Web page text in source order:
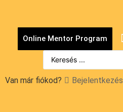
Online Mentor Program
Van már fiókod? Bejelentkezés